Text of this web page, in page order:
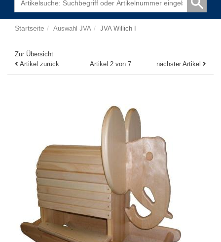
Startseite Auswahl JVA JVA Willich I
Zur Übersicht
Artikel zurück
Artikel 2 von 7 nächster Artikel